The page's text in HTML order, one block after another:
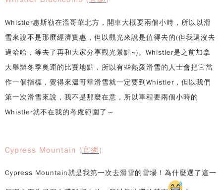
Whistler惠斯勒在溫哥華北方，開車大概要兩個小時，所以以滑
雪來說不是那麼經濟實惠，但以觀光來說是值得去的(但我還沒去
過哈哈，等去了再和大家分享觀光景點~)。Whistler是之前加拿
大舉辦冬季奧運的比賽地點，所以有些熱愛滑雪的人士會把它當
作一個指標，覺得來溫哥華滑雪就一定要到Whistler，但以我們
第一次滑雪來說，我不是那麼在意，所以車程要兩個小時的
Whistler就不在我的考慮範圍了～
Cypress Mountain (官網)
Cypress Mountain就是我第一次去滑雪的雪場！為什麼選了這一